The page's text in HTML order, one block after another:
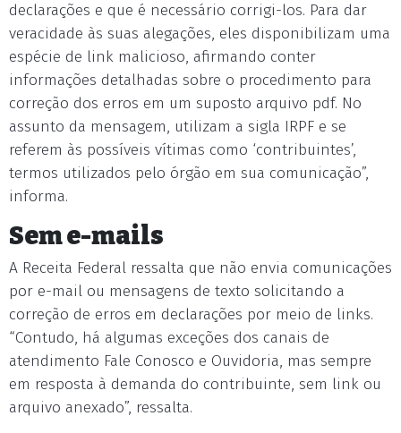
declarações e que é necessário corrigi-los. Para dar
veracidade às suas alegações, eles disponibilizam uma
espécie de link malicioso, afirmando conter
informações detalhadas sobre o procedimento para
correção dos erros em um suposto arquivo pdf. No
assunto da mensagem, utilizam a sigla IRPF e se
referem às possíveis vítimas como ‘contribuintes’,
termos utilizados pelo órgão em sua comunicação”,
informa.
Sem e-mails
A Receita Federal ressalta que não envia comunicações
por e-mail ou mensagens de texto solicitando a
correção de erros em declarações por meio de links.
“Contudo, há algumas exceções dos canais de
atendimento Fale Conosco e Ouvidoria, mas sempre
em resposta à demanda do contribuinte, sem link ou
arquivo anexado”, ressalta.